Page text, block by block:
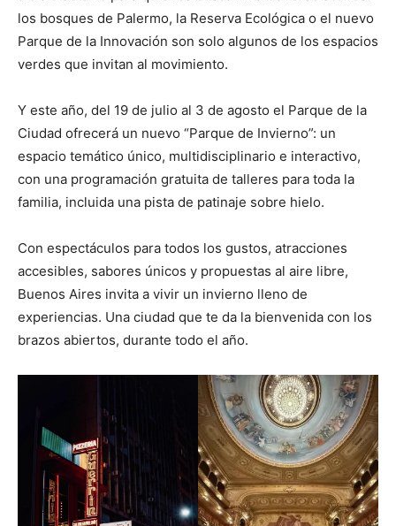
los bosques de Palermo, la Reserva Ecológica o el nuevo
Parque de la Innovación son solo algunos de los espacios
verdes que invitan al movimiento.
Y este año, del 19 de julio al 3 de agosto el Parque de la
Ciudad ofrecerá un nuevo “Parque de Invierno”: un
espacio temático único, multidisciplinario e interactivo,
con una programación gratuita de talleres para toda la
familia, incluida una pista de patinaje sobre hielo.
Con espectáculos para todos los gustos, atracciones
accesibles, sabores únicos y propuestas al aire libre,
Buenos Aires invita a vivir un invierno lleno de
experiencias. Una ciudad que te da la bienvenida con los
brazos abiertos, durante todo el año.